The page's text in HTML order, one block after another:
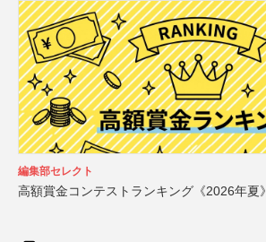
編集部セレクト
高額賞金コンテストランキング《2026年夏》